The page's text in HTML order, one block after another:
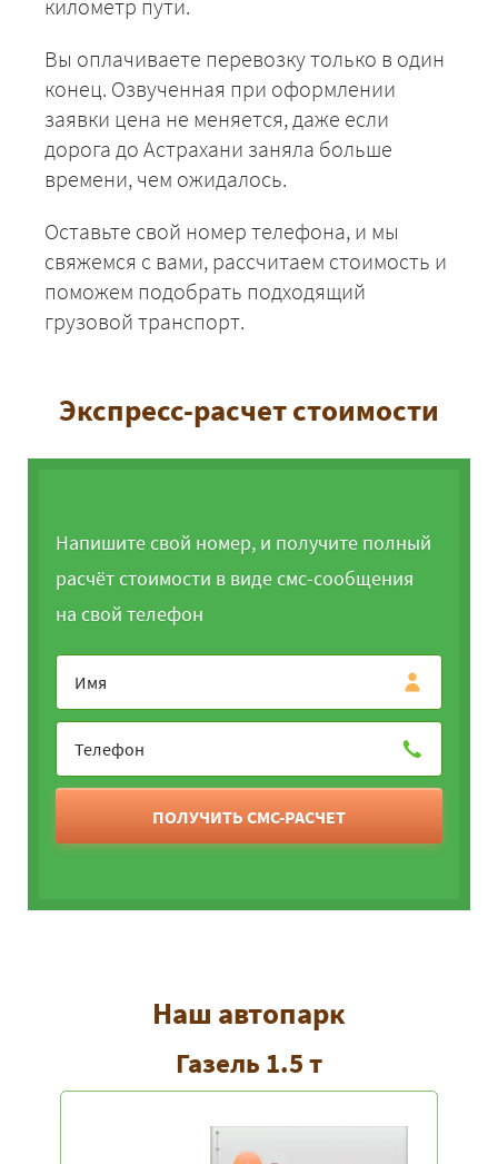
километр пути.
Вы оплачиваете перевозку только в один
конец. Озвученная при оформлении
заявки цена не меняется, даже если
дорога до Астрахани заняла больше
времени, чем ожидалось.
Оставьте свой номер телефона, и мы
свяжемся с вами, рассчитаем стоимость и
поможем подобрать подходящий
грузовой транспорт.
Экспресс-расчет стоимости
Напишите свой номер, и получите полный
расчёт стоимости в виде смс-сообщения
на свой телефон
ПОЛУЧИТЬ СМС-РАСЧЕТ
Наш автопарк
Газель 1.5 т